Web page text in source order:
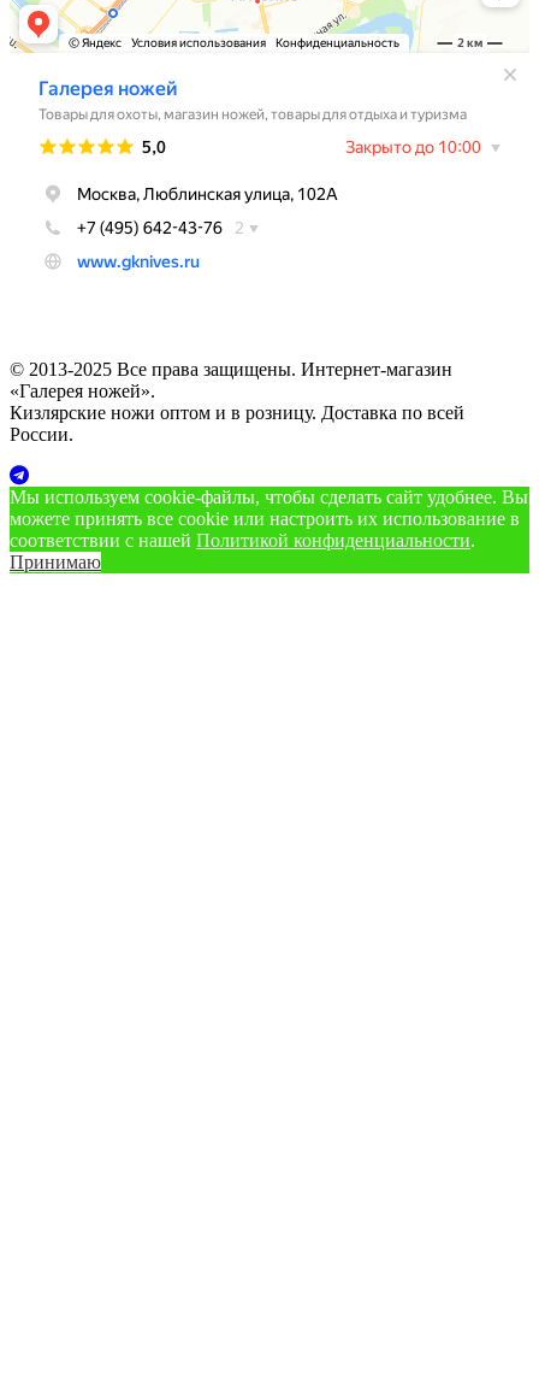
© 2013-2025 Все права защищены. Интернет-магазин
«Галерея ножей».
Кизлярские ножи оптом и в розницу. Доставка по всей
России.
Мы используем cookie‑файлы, чтобы сделать сайт удобнее. Вы
можете принять все cookie или настроить их использование в
соответствии с нашей Политикой конфиденциальности.
Принимаю